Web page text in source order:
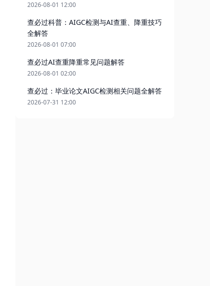
2026-08-01 12:00
查必过科普：AIGC检测与AI查重、降重技巧
全解答
2026-08-01 07:00
查必过AI查重降重常见问题解答
2026-08-01 02:00
查必过：毕业论文AIGC检测相关问题全解答
2026-07-31 12:00